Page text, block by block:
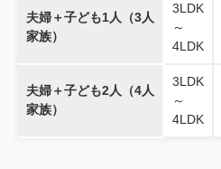
夫婦＋子ども1人（3人
家族）
3LDK
～
4LDK
夫婦＋子ども2人（4人
家族）
3LDK
～
4LDK